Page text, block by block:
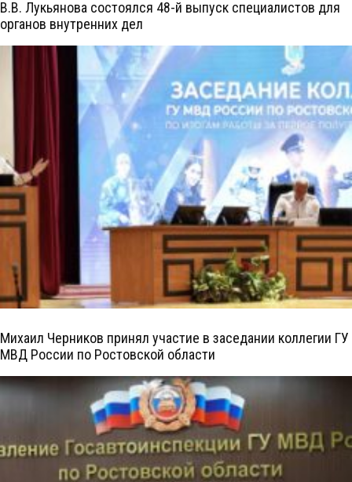
В.В. Лукьянова состоялся 48-й выпуск специалистов для
органов внутренних дел
Михаил Черников принял участие в заседании коллегии ГУ
МВД России по Ростовской области